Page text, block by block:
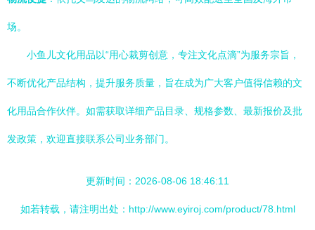
场。
小鱼儿文化用品以“用心裁剪创意，专注文化点滴”为服务宗旨，
不断优化产品结构，提升服务质量，旨在成为广大客户值得信赖的文
化用品合作伙伴。如需获取详细产品目录、规格参数、最新报价及批
发政策，欢迎直接联系公司业务部门。
更新时间：2026-08-06 18:46:11
如若转载，请注明出处：http://www.eyiroj.com/product/78.html